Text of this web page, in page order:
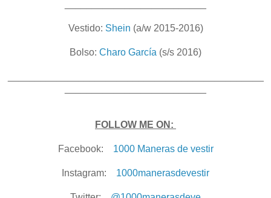
Vestido: Shein (a/w 2015-2016)
Bolso: Charo García (s/s 2016)
FOLLOW ME ON:
Facebook: 1000 Maneras de vestir
Instagram: 1000manerasdevestir